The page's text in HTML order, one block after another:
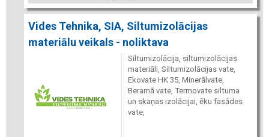
Vides Tehnika, SIA, Siltumizolācijas
materiālu veikals - noliktava
Siltumizolācija, siltumizolācijas
materiāli, Siltumizolācijas vate,
Ekovate HK 35, Minerālvate,
Beramā vate, Termovate siltuma
un skaņas izolācijai, ēku fasādes
vate,